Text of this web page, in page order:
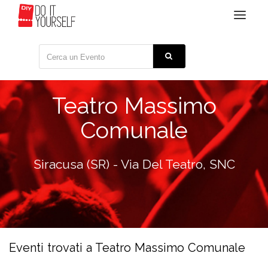
Toggle
Teatro Massimo
Comunale
Siracusa (SR) - Via Del Teatro, SNC
Eventi trovati a Teatro Massimo Comunale